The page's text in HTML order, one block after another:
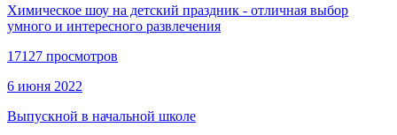
Химическое шоу на детский праздник - отличная выбор
умного и интересного развлечения
17127 просмотров
6 июня 2022
Выпускной в начальной школе